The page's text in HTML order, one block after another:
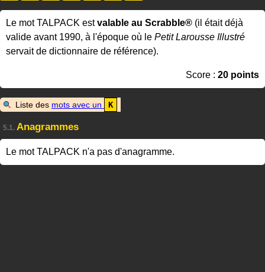
Le mot TALPACK estvalable au Scrabble® (il était déjà
valide avant 1990, à l'époque où le Petit Larousse Illustré
servait de dictionnaire de référence).
Score : 20 points
Liste des mots avec un K
5.1. Anagrammes
Le mot TALPACK n'a pas d'anagramme.